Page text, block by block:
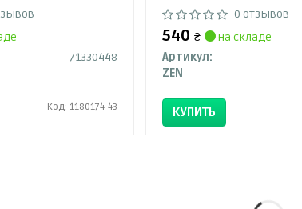
71330448
Код: 1180174-43
0 отзывов
540₴
на складе
Артикул:
ZEN
КУПИТЬ